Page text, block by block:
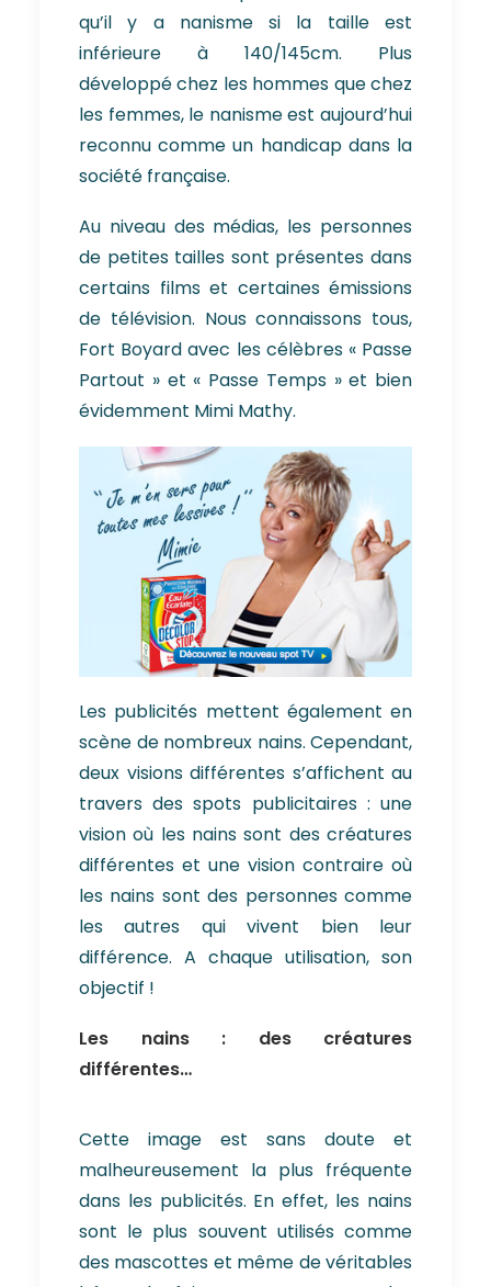
qu’il y a nanisme si la taille est
inférieure à 140/145cm. Plus
développé chez les hommes que chez
les femmes, le nanisme est aujourd’hui
reconnu comme un handicap dans la
société française.
Au niveau des médias, les personnes
de petites tailles sont présentes dans
certains films et certaines émissions
de télévision. Nous connaissons tous,
Fort Boyard avec les célèbres « Passe
Partout » et « Passe Temps » et bien
évidemment Mimi Mathy.
Les publicités mettent également en
scène de nombreux nains. Cependant,
deux visions différentes s’affichent au
travers des spots publicitaires : une
vision où les nains sont des créatures
différentes et une vision contraire où
les nains sont des personnes comme
les autres qui vivent bien leur
différence. A chaque utilisation, son
objectif !
Les nains : des créatures
différentes…
Cette image est sans doute et
malheureusement la plus fréquente
dans les publicités. En effet, les nains
sont le plus souvent utilisés comme
des mascottes et même de véritables